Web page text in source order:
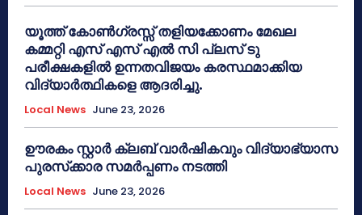
യൂത്ത് കോൺഗ്രസ്സ് തളിയക്കോണം മേഖല
കമ്മറ്റി എസ് എസ് എൽ സി പ്ലസ് ടു
പരീക്ഷകളിൽ ഉന്നതവിജയം കരസ്ഥമാക്കിയ
വിദ്യാർത്ഥികളെ ആദരിച്ചു.
Local News June 23, 2026
ഊരകം സ്റ്റാർ ക്ലബ് വാർഷികവും വിദ്യാഭ്യാസ
പുരസ്‌ക്കാര സമർപ്പണം നടത്തി
Local News June 23, 2026